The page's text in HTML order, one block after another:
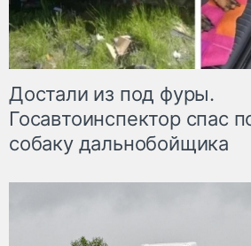
Достали из под фуры.
Госавтоинспектор спас
собаку дальнобойщика